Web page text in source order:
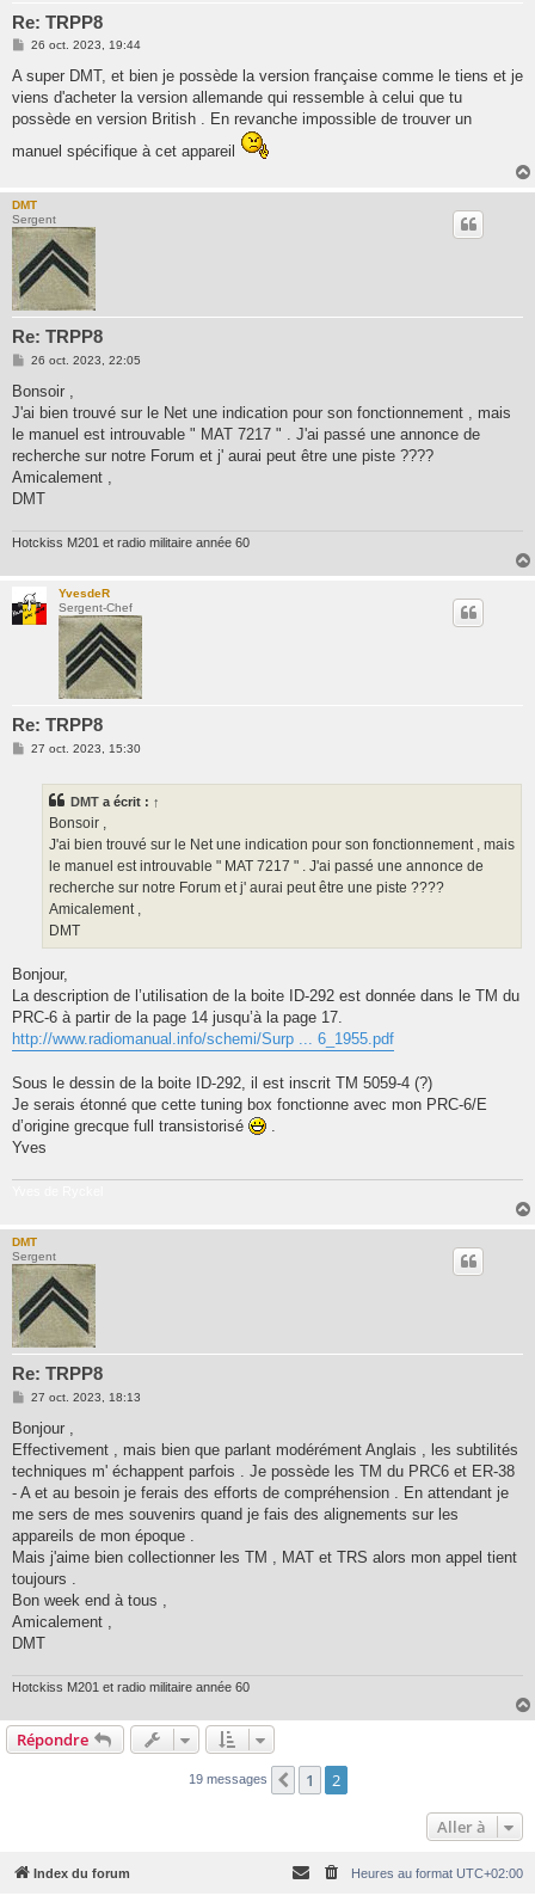
Re: TRPP8
M
s
a
g
26 oct. 2023, 19:44
A super DMT, et bien je possède la version française comme le tiens et je
viens d'acheter la version allemande qui ressemble à celui que tu
possède en version British . En revanche impossible de trouver un
manuel spécifique à cet appareil
DMT
Sergent
Re: TRPP8
M
s
a
g
26 oct. 2023, 22:05
Bonsoir ,
J'ai bien trouvé sur le Net une indication pour son fonctionnement , mais
le manuel est introuvable " MAT 7217 " . J'ai passé une annonce de
recherche sur notre Forum et j' aurai peut être une piste ????
Amicalement ,
DMT
Hotckiss M201 et radio militaire année 60
YvesdeR
Sergent-Chef
Re: TRPP8
M27 oct. 2023, 15:30
DMT a écrit : ↑
Bonsoir ,
J'ai bien trouvé sur le Net une indication pour son fonctionnement , mais
le manuel est introuvable " MAT 7217 " . J'ai passé une annonce de
recherche sur notre Forum et j' aurai peut être une piste ????
Amicalement ,
DMT
Bonjour,
La description de l’utilisation de la boite ID-292 est donnée dans le TM du
PRC-6 à partir de la page 14 jusqu’à la page 17.
http://www.radiomanual.info/schemi/Surp ... 6_1955.pdf
Sous le dessin de la boite ID-292, il est inscrit TM 5059-4 (?)
Je serais étonné que cette tuning box fonctionne avec mon PRC-6/E
d’origine grecque full transistorisé
Yves
DMT
Sergent
Re: TRPP8
M
s
a
g
27 oct. 2023, 18:13
Bonjour ,
Effectivement , mais bien que parlant modérément Anglais , les subtilités
techniques m' échappent parfois . Je possède les TM du PRC6 et ER-38
- A et au besoin je ferais des efforts de compréhension . En attendant je
me sers de mes souvenirs quand je fais des alignements sur les
appareils de mon époque .
Mais j'aime bien collectionner les TM , MAT et TRS alors mon appel tient
toujours .
Bon week end à tous ,
Amicalement ,
DMT
Hotckiss M201 et radio militaire année 60
Répondre
19 messages Précédente
1 2
Aller à
Index du forum Heures au format UTC+02:00